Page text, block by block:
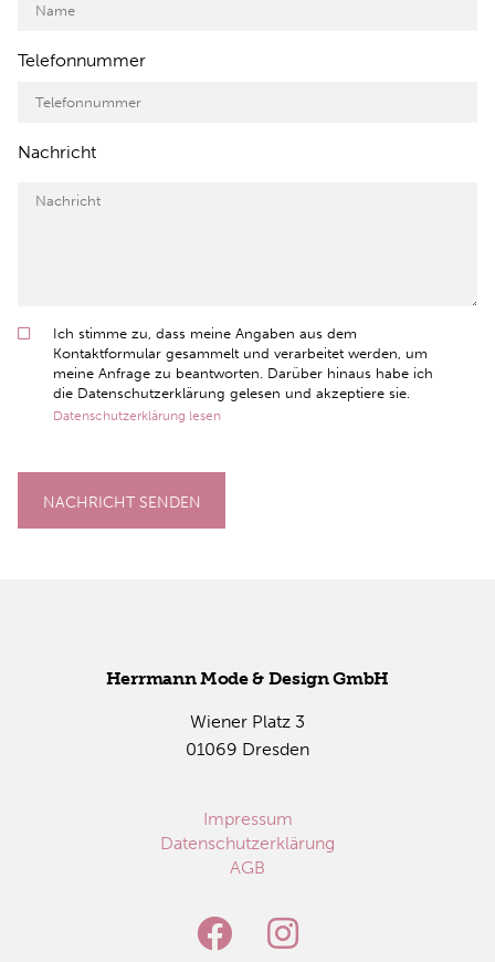
Telefonnummer
Nachricht
Ich stimme zu, dass meine Angaben aus dem
Kontaktformular gesammelt und verarbeitet werden, um
meine Anfrage zu beantworten. Darüber hinaus habe ich
die Datenschutzerklärung gelesen und akzeptiere sie.
Datenschutzerklärung lesen
NACHRICHT SENDEN
Herr­mann Mode & De­sign GmbH
Wie­ner Platz 3
01069 Dres­den
Impressum
Datenschutzerklärung
AGB